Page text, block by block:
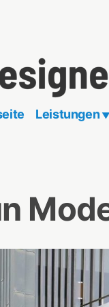
Leistungen